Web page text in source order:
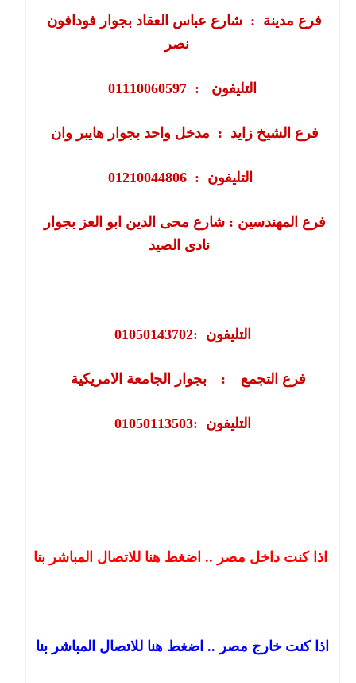
شارع عباس العقاد بجوار فودافون :
نصر
التليفون : 01110060597
مدخل واحد بجوار هايبر وان : فرع الشيخ زايد
01210044806 :
فرع المهندسين :شارع محى الدين ابو العز بجوار
نادى الصيد
01050143702:
بجوار الجامعة الامريكية : فرع التجمع
01050113503:
اذا كنت خارج مصر .. اضغط هنا للاتصال المباشر بنا